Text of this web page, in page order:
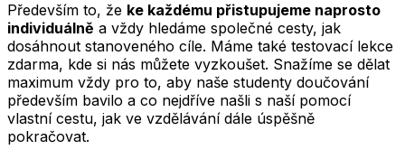
Především to, že ke každému přistupujeme naprosto
individuálně a vždy hledáme společné cesty, jak
dosáhnout stanoveného cíle. Máme také testovací lekce
zdarma, kde si nás můžete vyzkoušet. Snažíme se dělat
maximum vždy pro to, aby naše studenty doučování
především bavilo a co nejdříve našli s naší pomocí
vlastní cestu, jak ve vzdělávání dále úspěšně
pokračovat.